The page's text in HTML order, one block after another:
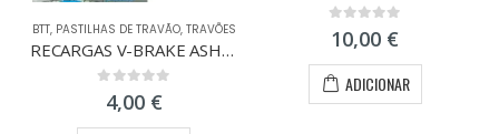
BTT, PASTILHAS DE TRAVÃO, TRAVÕES
RECARGAS V-BRAKE ASHIMA MTB AP65R
out of 5
4,00 €
0out of 5
10,00 €
ADICIONAR